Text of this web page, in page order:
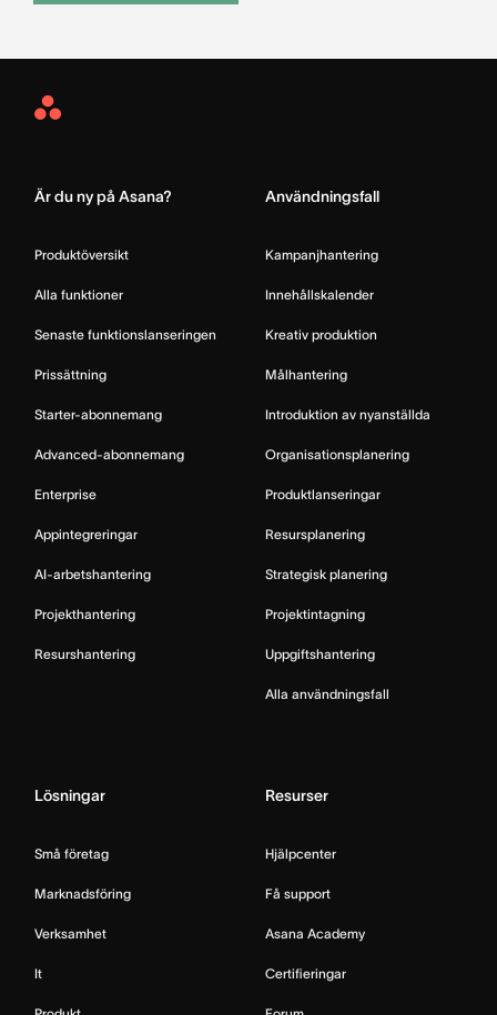
Asana
Är du ny på Asana?
Produktöversikt
Alla funktioner
Senaste funktionslanseringen
Prissättning
Starter-abonnemang
Advanced-abonnemang
Enterprise
Appintegreringar
AI-arbetshantering
Projekthantering
Resurshantering
Användningsfall
Kampanjhantering
Innehållskalender
Kreativ produktion
Målhantering
Introduktion av nyanställda
Organisationsplanering
Produktlanseringar
Resursplanering
Strategisk planering
Projektintagning
Uppgiftshantering
Alla användningsfall
Lösningar
Små företag
Marknadsföring
Verksamhet
It
Resurser
Hjälpcenter
Få support
Asana Academy
Certifieringar